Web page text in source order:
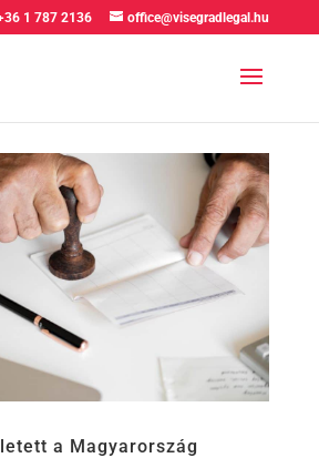
1 787 2136 office@visegradlegal.hu
a Magyarország